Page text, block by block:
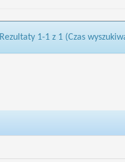
Rezultaty 1-1 z 1 (Czas